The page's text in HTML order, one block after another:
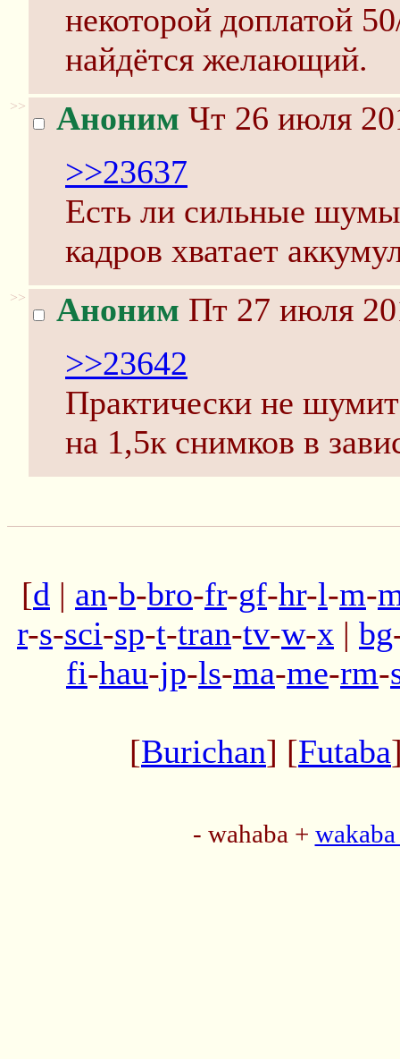
некоторой доплатой
найдётся желающий.
>> Аноним Чт 26 июля
>>23637
Есть ли сильные
кадров хватает
>> Аноним Пт 27 июля
>>23642
Практически не
на 1,5к снимков в
[d | an-b-bro-fr-gf-hr-l-m-
r-s-sci-sp-t-tran-tv-w-x | bg
fi-hau-jp-ls-ma-me-rm-
[Burichan] [Futaba
- wahaba +